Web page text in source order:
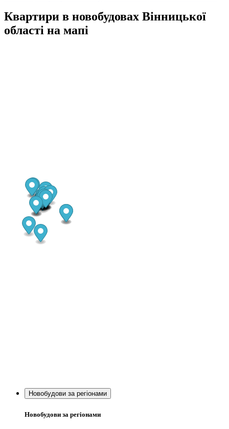
Квартири в новобудовах Вінницької
області на мапі
Новобудови за регіонами
Новобудови за регіонами